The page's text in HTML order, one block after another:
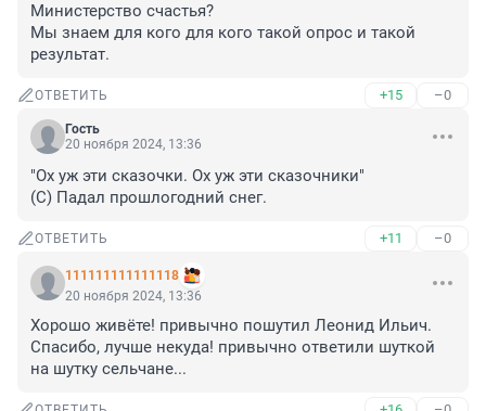
Министерство счастья?
Мы знаем для кого для кого такой опрос и такой
результат.
ОТВЕТИТЬ +15 –0
Гость
20 ноября 2024, 13:36
"Ох уж эти сказочки. Ох уж эти сказочники"
(C) Падал прошлогодний снег.
ОТВЕТИТЬ +11 –0
111111111111118
20 ноября 2024, 13:36
Хорошо живёте! привычно пошутил Леонид Ильич.
Спасибо, лучше некуда! привычно ответили шуткой
на шутку сельчане...